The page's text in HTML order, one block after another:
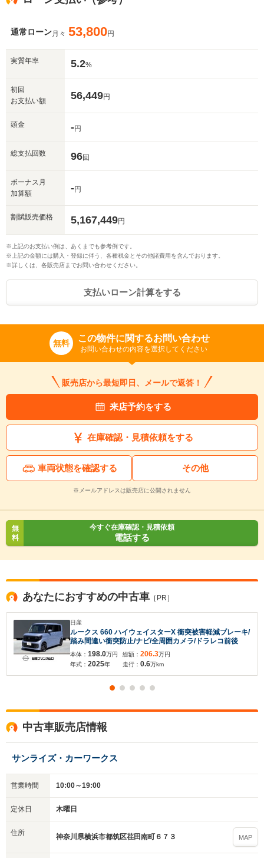
通常ローン月々 53,800円
実質年率 5.2%
初回
お支払い額
56,449円
頭金 -円
総支払回数 96回
ボーナス月
加算額
-円
割賦販売価格 5,167,449円
※上記のお支払い例は、あくまでも参考例です。
※上記の金額には購入・登録に伴う、各種税金とその他諸費用を含んでおります。
※詳しくは、各販売店までお問い合わせください。
支払いローン計算をする
無料 この物件に関するお問い合わせ
お問い合わせの内容を選択してください
販売店から最短即日、メールで返答！
来店予約をする
在庫確認・見積依頼をする
車両状態を確認する その他
※メールアドレスは販売店に公開されません
無
料
今すぐ在庫確認・見積依頼
電話する
あなたにおすすめの中古車 ［PR］
日産
ルークス 660 ハイウェイスターX 衝突被害軽減ブレーキ/
踏み間違い衝突防止/ナビ/全周囲カメラ/ドラレコ前後
本体： 198.0万円
年式： 2025年
総額： 206.3万円
走行： 0.6万km
中古車販売店情報
サンライズ・カーワークス
営業時間 10:00～19:00
定休日 木曜日
住所 神奈川県横浜市都筑区荏田南町６７３ MAP